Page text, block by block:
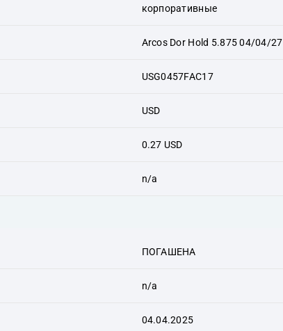
корпоративные
Arcos Dor Hold 5.875 04/04/27
USG0457FAC17
USD
0.27 USD
n/a
ПОГАШЕНА
n/a
04.04.2025